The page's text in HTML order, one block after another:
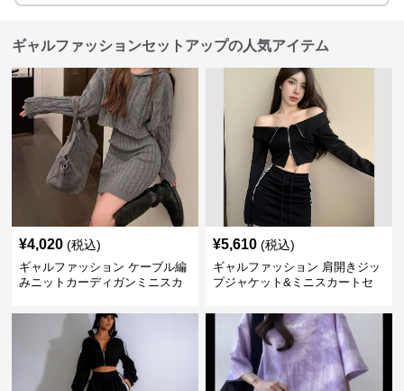
ギャルファッションセットアップの人気アイテム
¥4,020 (税込)
ギャルファッション ケーブル編
みニットカーディガンミニスカ
¥5,610 (税込)
ギャルファッション 肩開きジッ
プジャケット&ミニスカートセ